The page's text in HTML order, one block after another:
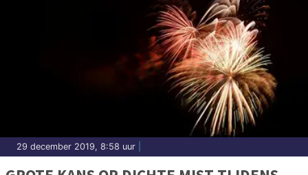
29 december 2019, 8:58 uur